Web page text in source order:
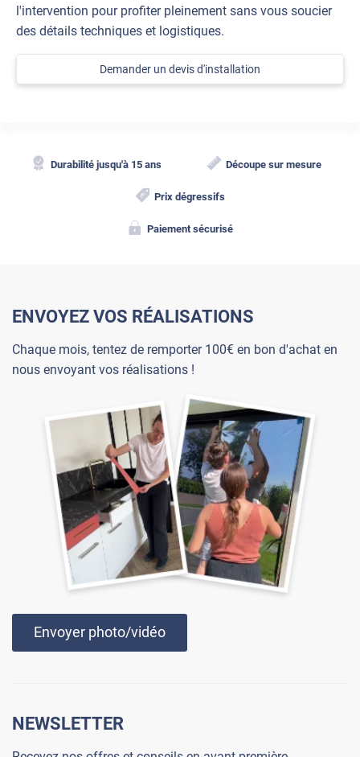
l'intervention pour profiter pleinement sans vous soucier
des détails techniques et logistiques.
Demander un devis d'installation
Durabilité jusqu'à 15 ans Découpe sur mesure
Prix dégressifs
Paiement sécurisé
ENVOYEZ VOS RÉALISATIONS
Chaque mois, tentez de remporter 100€ en bon d'achat en
nous envoyant vos réalisations !
Envoyer photo/vidéo
NEWSLETTER